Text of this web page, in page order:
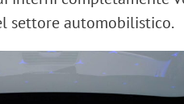
settore automobilistico.